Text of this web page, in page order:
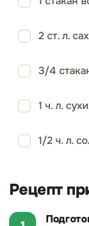
2 ст. л.
3/4
1 ч. л.
1/2 ч. л.
Рецепт